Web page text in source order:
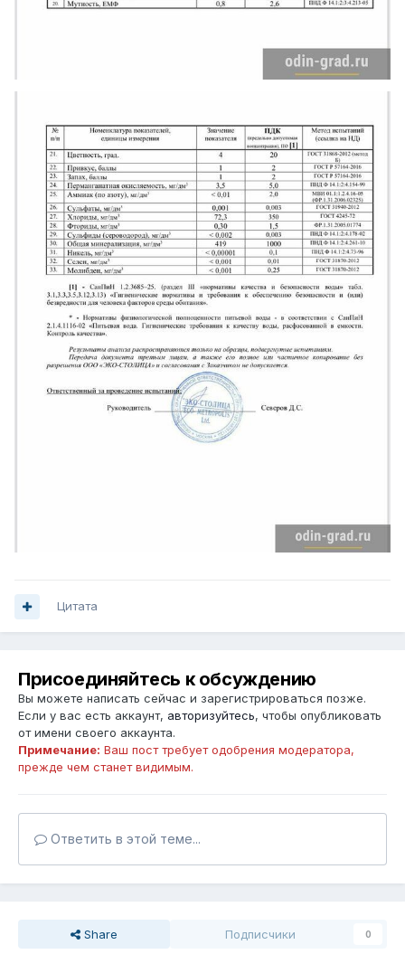
Цитата
Присоединяйтесь к обсуждению
Вы можете написать сейчас и зарегистрироваться позже.
Если у вас есть аккаунт, авторизуйтесь, чтобы опубликовать
от имени своего аккаунта.
Примечание: Ваш пост требует одобрения модератора,
прежде чем станет видимым.
Ответить в этой теме...
Share Подписчики 0